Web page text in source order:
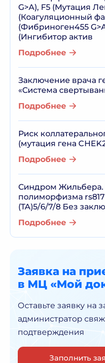
G>A), F5 (Мутация
(Коагуляционный
(Фибриноген455
(Ингибитор актив
Подробнее
Заключение врача
«Система
Подробнее
Риск
(мутация гена
Подробнее
Синдром Жильбера.
полиморфизма
(TA)5/6/7/8 Без
Подробнее
Заявка на
в МЦ «Мой
Оставьте заявку на
администратор
подтверждения
Заполнить